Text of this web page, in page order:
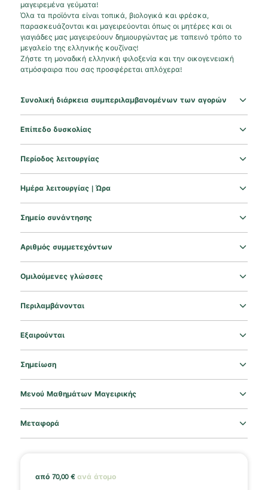
από 70,00 € ανά άτομο
μαγειρεμένα γεύματα!
Όλα τα προϊόντα είναι τοπικά, βιολογικά και φρέσκα,
παρασκευάζονται και μαγειρεύονται όπως οι μητέρες και οι
γιαγιάδες μας μαγειρεύουν δημιουργώντας με ταπεινό τρόπο το
μεγαλείο της ελληνικής κουζίνας!
Ζήστε τη μοναδική ελληνική φιλοξενία και την οικογενειακή
ατμόσφαιρα που σας προσφέρεται απλόχερα!
Συνολική διάρκεια συμπεριλαμβανομένων των αγορών
Επίπεδο δυσκολίας
Περίοδος λειτουργίας
Ημέρα λειτουργίας | Ώρα
Σημείο συνάντησης
Αριθμός συμμετεχόντων
Ομιλούμενες γλώσσες
Περιλαμβάνονται
Εξαιρούνται
Σημείωση
Μενού Μαθημάτων Μαγειρικής
Μεταφορά